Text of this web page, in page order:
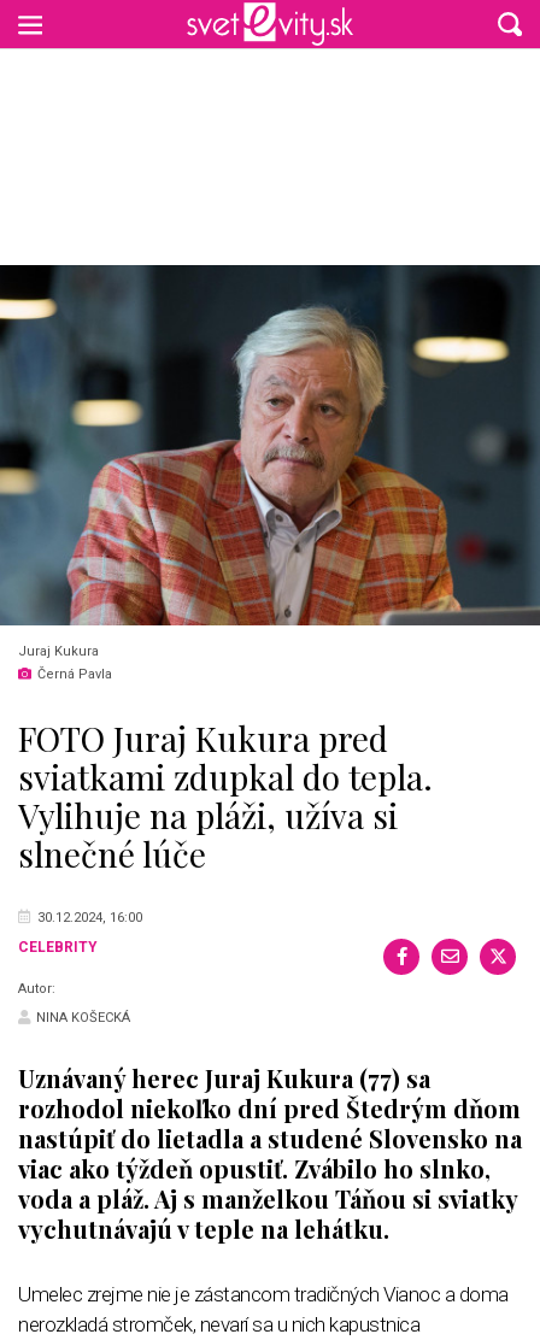
Juraj Kukura
Černá Pavla
FOTO Juraj Kukura pred
sviatkami zdupkal do tepla.
Vylihuje na pláži, užíva si
slnečné lúče
30.12.2024, 16:00
CELEBRITY
Autor:
NINA KOŠECKÁ
Uznávaný herec Juraj Kukura (77) sa
rozhodol niekoľko dní pred Štedrým dňom
nastúpiť do lietadla a studené Slovensko na
viac ako týždeň opustiť. Zvábilo ho slnko,
voda a pláž. Aj s manželkou Táňou si sviatky
vychutnávajú v teple na lehátku.
Umelec zrejme nie je zástancom tradičných Vianoc a doma
nerozkladá stromček, nevarí sa u nich kapustnica